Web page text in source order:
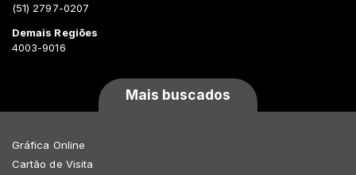
(51) 2797-0207
Demais Regiões
4003-9016
Mais buscados
Gráfica Online
Cartão de Visita